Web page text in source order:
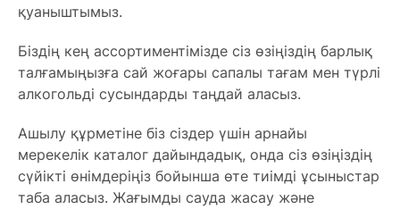
қуаныштымыз.
Біздің кең ассортиментімізде сіз өзіңіздің барлық
талғамыңызға сай жоғары сапалы тағам мен түрлі
алкогольді сусындарды таңдай аласыз.
Ашылу құрметіне біз сіздер үшін арнайы
мерекелік каталог дайындадық, онда сіз өзіңіздің
сүйікті өнімдеріңіз бойынша өте тиімді ұсыныстар
таба аласыз. Жағымды сауда жасау және